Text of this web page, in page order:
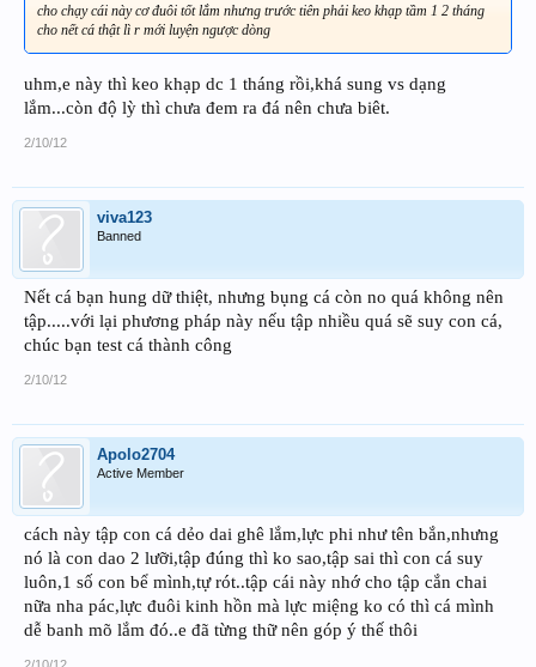
cho chạy cái này cơ đuôi tốt lắm nhưng trước tiên phải keo khạp tầm 1 2 tháng
cho nết cá thật lì r mới luyện ngược dòng
uhm,e này thì keo khạp dc 1 tháng rồi,khá sung vs dạng
lắm...còn độ lỳ thì chưa đem ra đá nên chưa biêt.
2/10/12
viva123
Banned
Nết cá bạn hung dữ thiệt, nhưng bụng cá còn no quá không nên
tập.....với lại phương pháp này nếu tập nhiều quá sẽ suy con cá,
chúc bạn test cá thành công
2/10/12
Apolo2704
Active Member
cách này tập con cá dẻo dai ghê lắm,lực phi như tên bắn,nhưng
nó là con dao 2 lưỡi,tập đúng thì ko sao,tập sai thì con cá suy
luôn,1 số con bể mình,tự rót..tập cái này nhớ cho tập cắn chai
nữa nha pác,lực đuôi kinh hồn mà lực miệng ko có thì cá mình
dễ banh mõ lắm đó..e đã từng thữ nên góp ý thế thôi